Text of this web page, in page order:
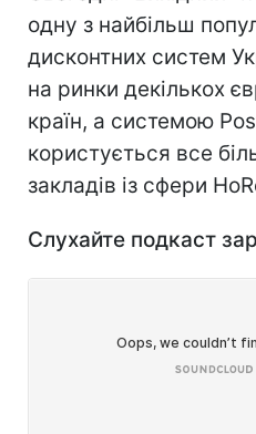
одну з найбільш
дисконтних систем
на ринки декількох
країн, а системою
користується все
закладів із сфери
Слухайте подкаст